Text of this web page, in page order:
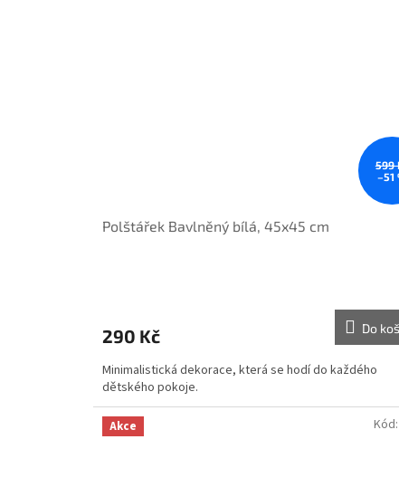
599
–51
Polštářek Bavlněný bílá, 45x45 cm
290 Kč Do
Minimalistická dekorace, která se hodí do každého
dětského pokoje.
Akce